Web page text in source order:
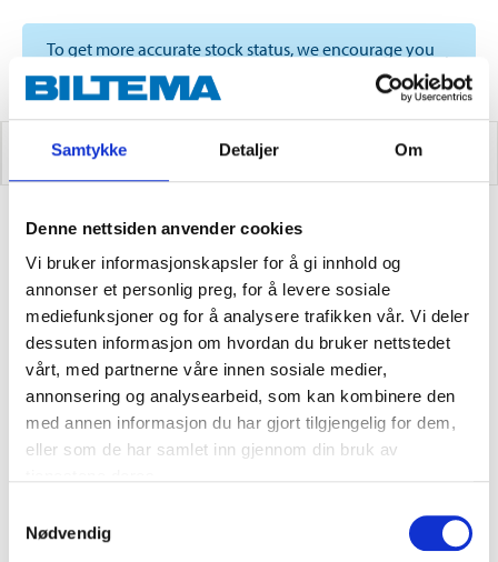
Samtykke Detaljer Om
Denne nettsiden anvender cookies
Vi bruker informasjonskapsler for å gi innhold og
annonser et personlig preg, for å levere sosiale
mediefunksjoner og for å analysere trafikken vår. Vi deler
dessuten informasjon om hvordan du bruker nettstedet
vårt, med partnerne våre innen sosiale medier,
annonsering og analysearbeid, som kan kombinere den
med annen informasjon du har gjort tilgjengelig for dem,
eller som de har samlet inn gjennom din bruk av
Nødvendig
To get more accurate stock status, we encourage you
to choose a store
FOIL
1990